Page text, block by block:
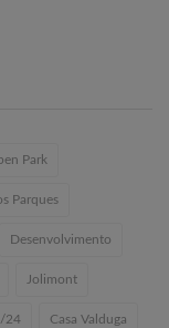
Park
Parques
Desenvolvimento
Jolimont
24 Casa Valduga